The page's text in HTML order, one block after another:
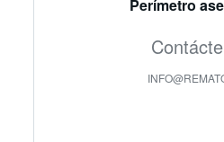
Perímetro